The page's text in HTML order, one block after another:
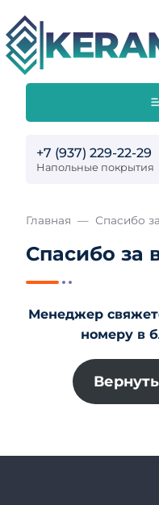
+7 (937) 229-22-29
Напольные покрытия
Главная Спасибо
Спасибо за
Менеджер
номеру в